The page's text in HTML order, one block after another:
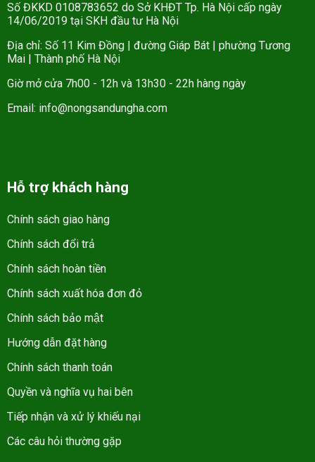
Số ĐKKD 0108783652 do Sở KHĐT Tp. Hà Nội cấp ngày
14/06/2019 tại SKH đầu tư Hà Nội
Địa chỉ: Số 11 Kim Đồng | đường Giáp Bát | phường Tương
Mai | Thành phố Hà Nội
Giờ mở cửa 7h00 - 12h và 13h30 - 22h hàng ngày
Email: info@nongsandungha.com
Hỗ trợ khách hàng
Chính sách giao hàng
Chính sách đổi trả
Chính sách hoàn tiền
Chính sách xuất hóa đơn đỏ
Chính sách bảo mật
Hướng dẫn đặt hàng
Chính sách thanh toán
Quyền và nghĩa vụ hai bên
Tiếp nhận và xử lý khiếu nại
Các câu hỏi thường gặp